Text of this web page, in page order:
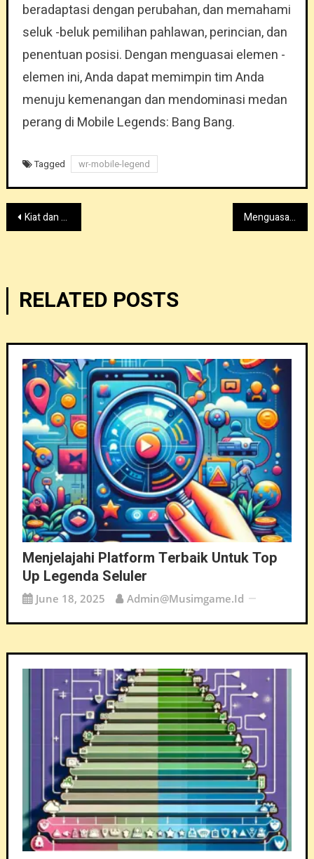
beradaptasi dengan perubahan, dan memahami
seluk -beluk pemilihan pahlawan, perincian, dan
penentuan posisi. Dengan menguasai elemen -
elemen ini, Anda dapat memimpin tim Anda
menuju kemenangan dan mendominasi medan
perang di Mobile Legends: Bang Bang.
Tagged wr-mobile-legend
Post
Kiat dan trik untuk menguasai skrip di legenda seluler Menguasai Ruby di Mobile Legends: Tips dan Strategi untuk Dominasi
RELATED POSTS
Menjelajahi Platform Terbaik Untuk Top
Up Legenda Seluler
June 18, 2025 Admin@musimgame.id